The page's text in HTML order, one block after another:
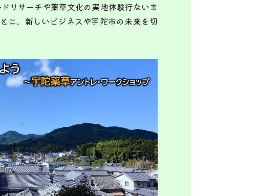
リサーチや薬草文化の実地体験行ないま
に、新しいビジネスや宇陀市の未来を切